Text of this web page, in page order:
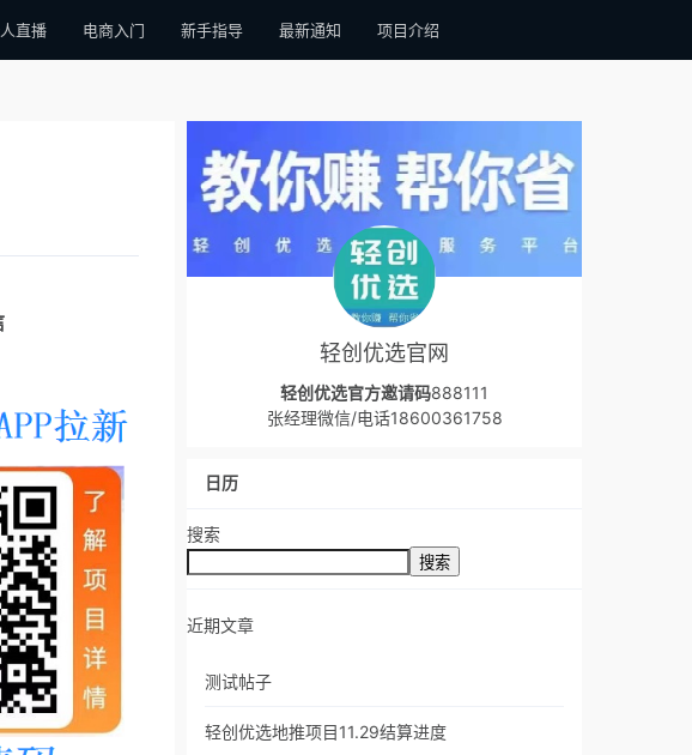
直播 电商入门 新手指导 最新通知 项目介绍
轻创优选官网
轻创优选官方邀请码888111
张经理微信/电话18600361758
日历
搜索
搜索
近期文章
测试帖子
轻创优选地推项目11.29结算进度